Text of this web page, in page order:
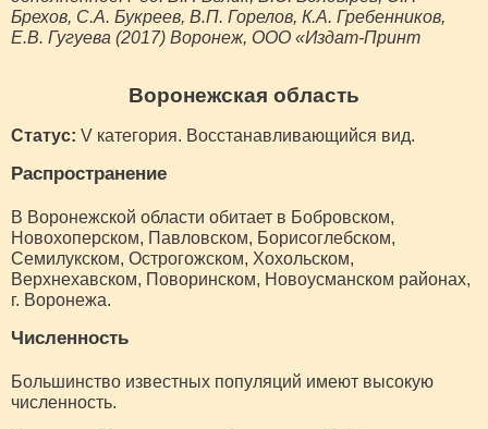
Брехов, С.А. Букреев, В.П. Горелов, К.А. Гребенников,
Е.В. Гугуева (2017) Воронеж, ООО «Издат-Принт
Воронежская область
Статус: V категория. Восстанавливающийся вид.
Распространение
В Воронежской области обитает в Бобровском,
Новохоперском, Павловском, Борисоглебском,
Семилукском, Острогожском, Хохольском,
Верхнехавском, Поворинском, Новоусманском районах,
г. Воронежа.
Численность
Большинство известных популяций имеют высокую
численность.